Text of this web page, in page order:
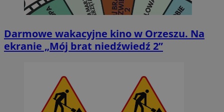
Darmowe wakacyjne kino w Orzeszu. Na
ekranie „Mój brat niedźwiedź 2”